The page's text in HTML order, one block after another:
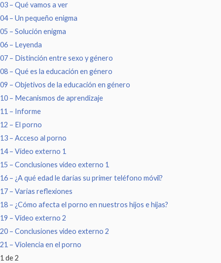
03 – Qué vamos a ver
04 – Un pequeño enigma
05 – Solución enigma
06 – Leyenda
07 – Distinción entre sexo y género
08 – Qué es la educación en género
09 – Objetivos de la educación en género
10 – Mecanismos de aprendizaje
11 – Informe
12 – El porno
13 – Acceso al porno
14 – Vídeo externo 1
15 – Conclusiones vídeo externo 1
16 – ¿A qué edad le darías su primer teléfono móvil?
17 – Varias reflexiones
18 – ¿Cómo afecta el porno en nuestros hijos e hijas?
19 – Vídeo externo 2
20 – Conclusiones video externo 2
21 – Violencia en el porno
1 de 2